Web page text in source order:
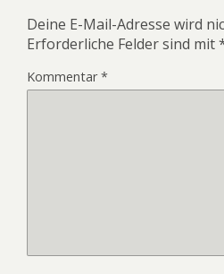
Deine E-Mail-Adresse wird
Erforderliche Felder sind mit
Kommentar*